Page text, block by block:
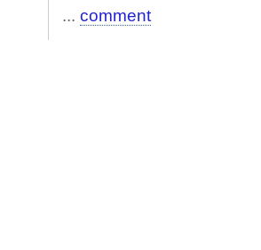
... comment